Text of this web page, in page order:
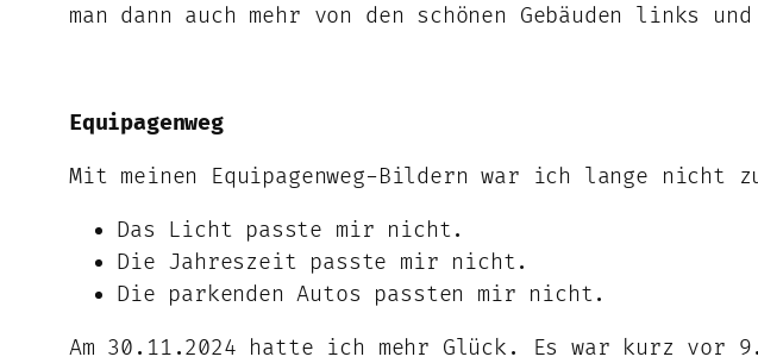
man dann auch mehr von den schönen Gebäuden links
Equipagenweg
Mit meinen Equipagenweg-Bildern war ich lange nicht
Das Licht passte mir nicht.
Die Jahreszeit passte mir nicht.
Die parkenden Autos passten mir nicht.
Am 30.11.2024 hatte ich mehr Glück. Es war kurz vor